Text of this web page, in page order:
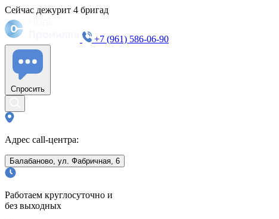
Сейчас дежурит 4 бригад
+7 (961) 586-06-90
Спросить
Адрес call-центра:
Балабаново, ул. Фабричная, 6
Работаем круглосуточно и
без выходных